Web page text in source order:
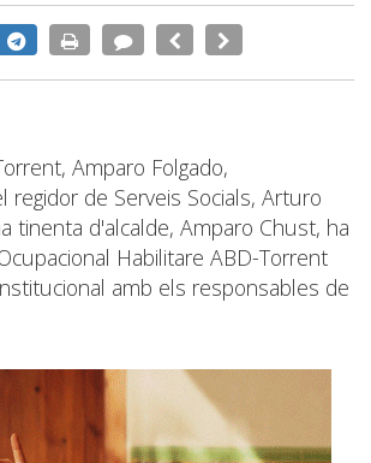
Amparo Folgado,
regidor de Serveis Socials, Arturo
tinenta d'alcalde, Amparo Chust, ha
Habilitare ABD-Torrent
amb els responsables de